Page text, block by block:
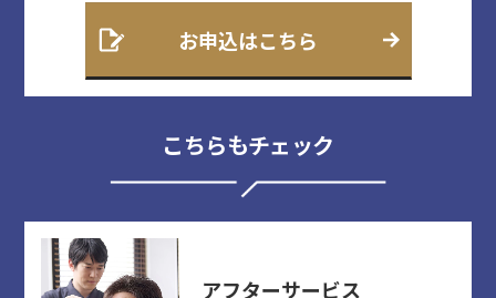
お申込はこちら
こちらもチェック
アフターサービス